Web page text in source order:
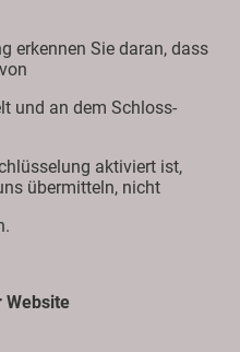
erkennen Sie daran, dass
und an dem Schloss-
aktiviert ist,
übermitteln, nicht
Website